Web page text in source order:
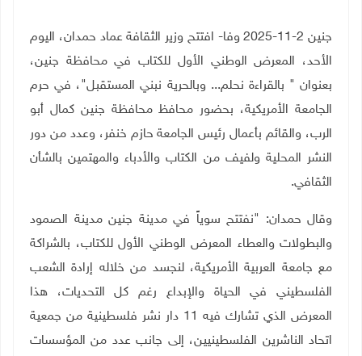
جنين 2-11-2025 وفا- افتتح وزير الثقافة عماد حمدان، اليوم
الأحد، المعرض الوطني الأول للكتاب في محافظة جنين،
بعنوان " بالقراءة نحلم... وبالحرية نبني المستقبل"، في حرم
الجامعة الأمريكية، بحضور محافظ محافظة جنين كمال أبو
الرب، والقائم بأعمال رئيس الجامعة حازم خنفر، وعدد من دور
النشر المحلية ولفيف من الكتاب والأدباء والمهتمين بالشأن
الثقافي.
وقال حمدان: "نفتتح سوياً في مدينة جنين مدينة الصمود
والبطولات والعطاء المعرض الوطني الأول للكتاب، بالشراكة
مع جامعة العربية الأمريكية، لنجسد من خلاله إرادة الشعب
الفلسطيني في الحياة والإبداع رغم كل التحديات، هذا
المعرض الذي تشارك فيه 11 دار نشر فلسطينية من جمعية
اتحاد الناشرين الفلسطينيين، إلى جانب عدد من المؤسسات